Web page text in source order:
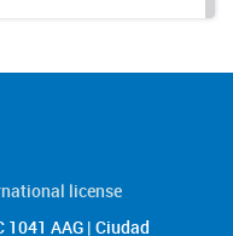
license
AAG | Ciudad